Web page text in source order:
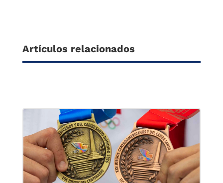
Artículos relacionados